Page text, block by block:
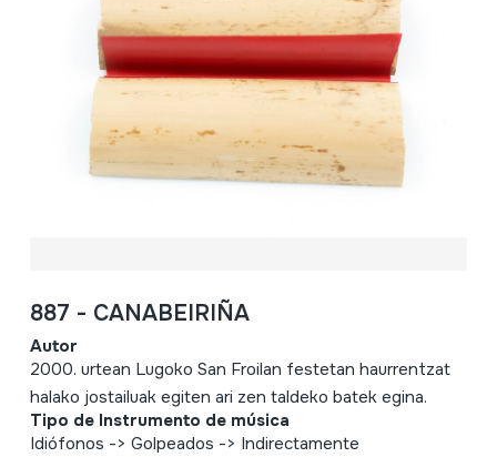
887 - CANABEIRIÑA
Autor
2000. urtean Lugoko San Froilan festetan haurrentzat
halako jostailuak egiten ari zen taldeko batek egina.
Tipo de Instrumento de música
Idiófonos -> Golpeados -> Indirectamente